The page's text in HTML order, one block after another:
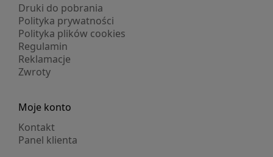
Druki do pobrania
Polityka prywatności
Polityka plików cookies
Regulamin
Reklamacje
Zwroty
Moje konto
Kontakt
Panel klienta